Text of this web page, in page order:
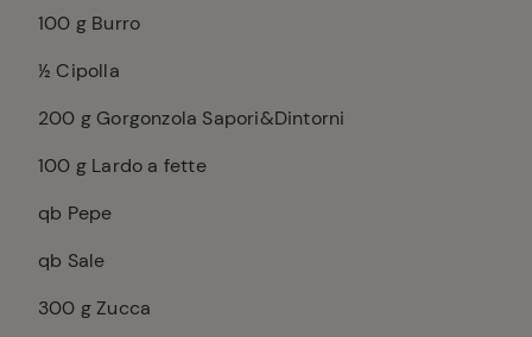
100 g Burro
½ Cipolla
200 g Gorgonzola Sapori&Dintorni
100 g Lardo a fette
qb Pepe
qb Sale
300 g Zucca